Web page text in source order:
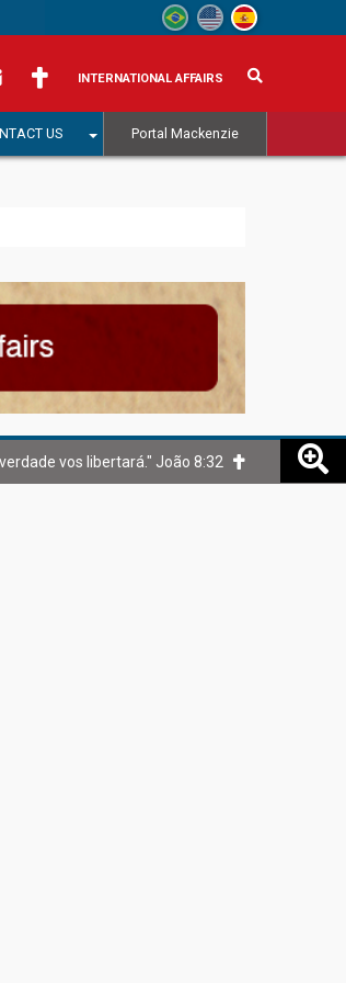
INTERNATIONAL AFFAIRS
US Portal Mackenzie
vos libertará." João 8:32